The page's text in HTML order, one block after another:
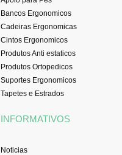
Bancos Ergonomicos
Cadeiras Ergonomicas
Cintos Ergonomicos
Produtos Anti estaticos
Produtos Ortopedicos
Suportes Ergonomicos
Tapetes e Estrados
INFORMATIVOS
Noticias